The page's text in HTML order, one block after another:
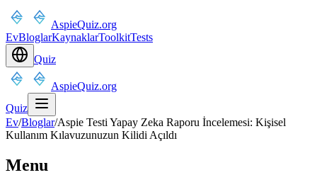
AspieQuiz.org
EvBloglarKaynaklarToolkitTests
Quiz
AspieQuiz.org
Quiz
Ev/Bloglar/Aspie Testi Yapay Zeka Raporu İncelemesi: Kişisel
Kullanım Kılavuzunuzun Kilidi Açıldı
Menu